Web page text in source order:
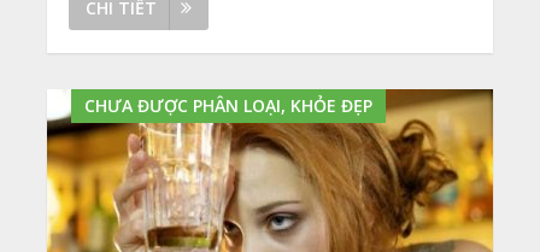
CHI TIẾT
CHƯA ĐƯỢC PHÂN LOẠI, KHỎE ĐẸP